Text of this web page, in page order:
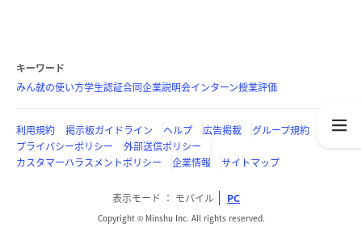
キーワード
みん就の使い方学生認証合同企業説明会インターン授業評価
利用規約 掲示板ガイドライン ヘルプ 広告掲載
グループ規約
プライバシーポリシー
外部送信ポリシー
カスタマーハラスメントポリシー
企業情報 サイトマップ
表示モード モバイル PC
Copyright © Minshu Inc. All rights reserved.